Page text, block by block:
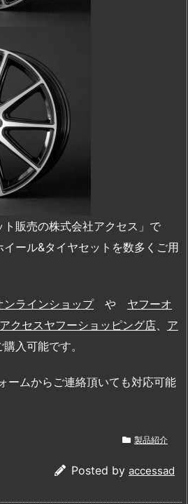
ト販売の株式会社アクセス」で
ール&タイヤセットを数多くご用
ンラインショップや ヤフーオ
アクセスヤフーショッピング店
ア
入可能です。
ームからご連絡頂いても対応可能
製品紹介
Posted by accessad